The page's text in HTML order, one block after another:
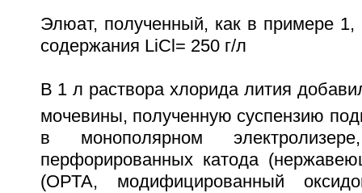
Элюат, полученный, как в примере 1,
содержания LiCl= 250 г/л
В 1 л раствора хлорида лития
мочевины, полученную суспензию
в монополярном
перфорированных катода
(ОРТА, модифицированный